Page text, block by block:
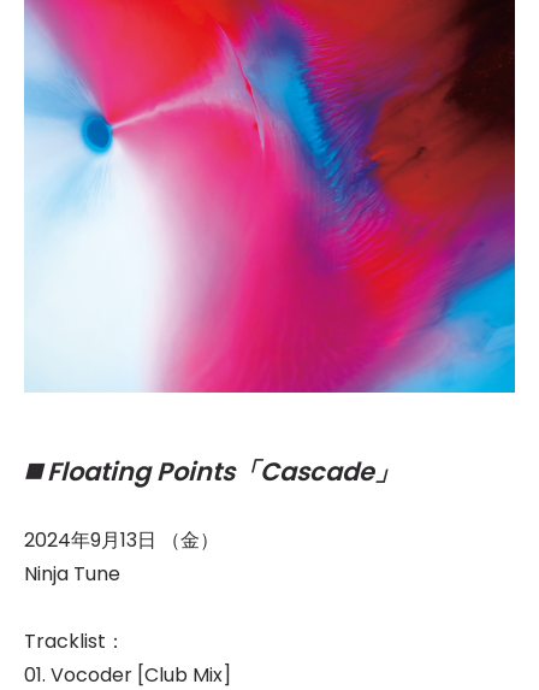
◼️Floating Points「Cascade」
2024年9月13日 （金）
Ninja Tune
Tracklist：
01. Vocoder [Club Mix]